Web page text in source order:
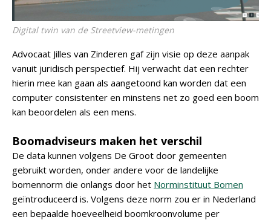
Digital twin van de Streetview-metingen
Advocaat Jilles van Zinderen gaf zijn visie op deze aanpak
vanuit juridisch perspectief. Hij verwacht dat een rechter
hierin mee kan gaan als aangetoond kan worden dat een
computer consistenter en minstens net zo goed een boom
kan beoordelen als een mens.
Boomadviseurs maken het verschil
De data kunnen volgens De Groot door gemeenten
gebruikt worden, onder andere voor de landelijke
bomennorm die onlangs door het Norminstituut Bomen
geïntroduceerd is. Volgens deze norm zou er in Nederland
een bepaalde hoeveelheid boomkroonvolume per